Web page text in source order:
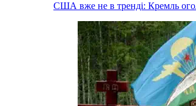
США вже не в тренді: Кремль